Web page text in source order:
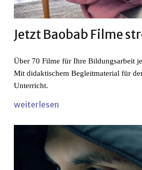
Jetzt Baobab Filme
Über 70 Filme für Ihre Bildungsarbeit
Mit didaktischem Begleitmaterial für
Unterricht.
weiterlesen